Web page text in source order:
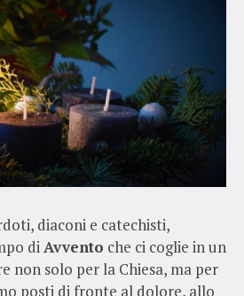
diaconi e catechisti,
diAvvento che ci coglie in un
non solo per la Chiesa, ma per
posti di fronte al dolore, allo